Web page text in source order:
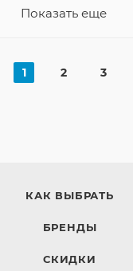
Показать еще
1 2 3
КАК ВЫБРАТЬ
БРЕНДЫ
СКИДКИ